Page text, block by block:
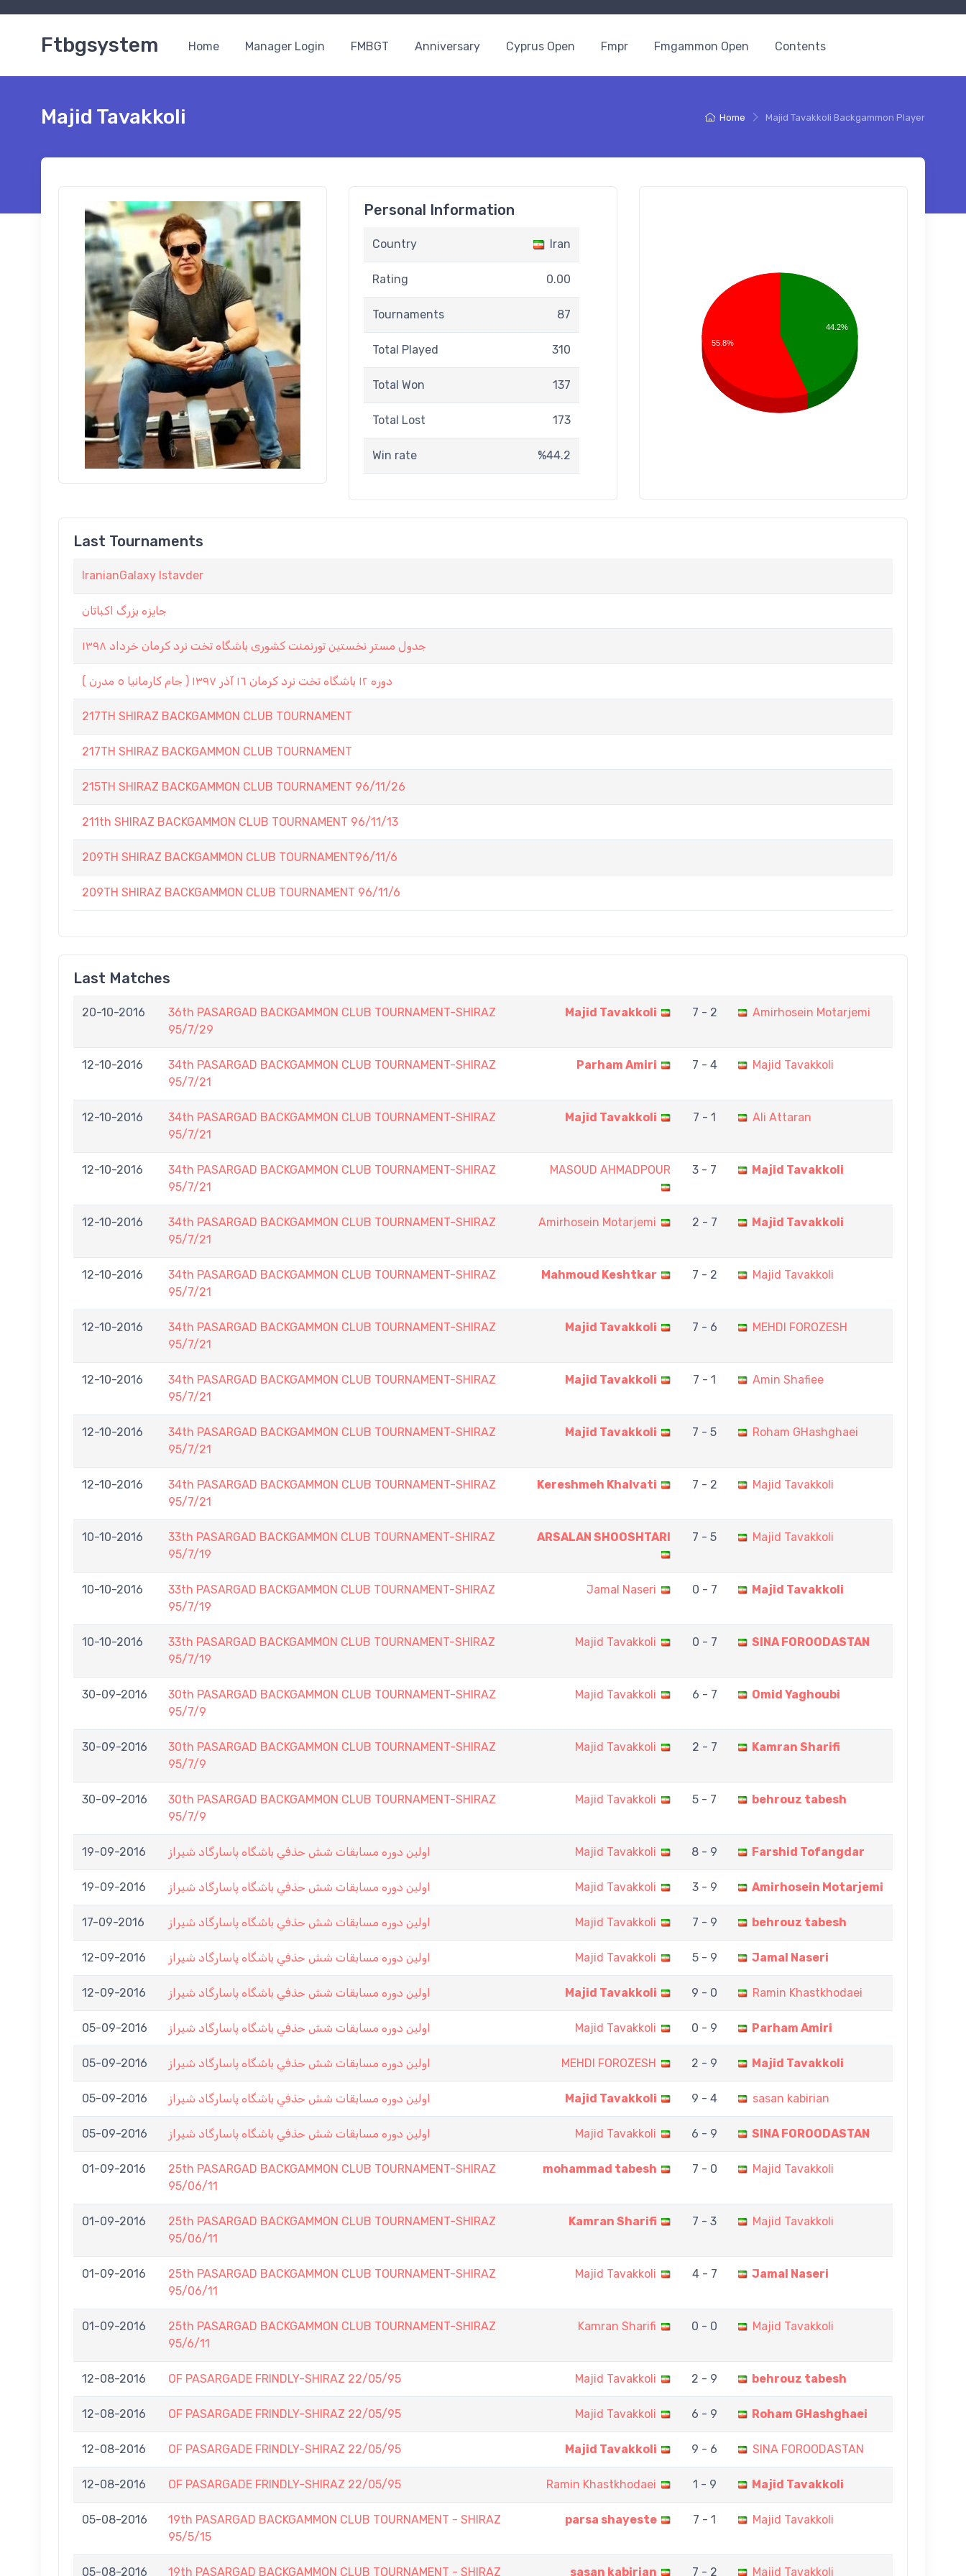
Ftbgsystem Home Manager Login FMBGT Anniversary Cyprus Open Fmpr Fmgammon Open Contents
Home Majid Tavakkoli Backgammon Player
Majid Tavakkoli
Personal Information
Country Iran
Rating 0.00
Tournaments 87
Total Played 310
Total Won 137
Total Lost 173
Win rate %44.2
44.2%
55.8%
Last Tournaments
IranianGalaxy Istavder
جایزه بزرگ اکباتان
جدول مستر نخستين تورنمنت كشورى باشگاه تخت نرد كرمان خرداد ١٣٩٨
دوره ١٢ باشگاه تخت نرد كرمان ١٦ آذر ١٣٩٧ ( جام كارمانيا ٥ مدرن )
217TH SHIRAZ BACKGAMMON CLUB TOURNAMENT
217TH SHIRAZ BACKGAMMON CLUB TOURNAMENT
215TH SHIRAZ BACKGAMMON CLUB TOURNAMENT 96/11/26
211th SHIRAZ BACKGAMMON CLUB TOURNAMENT 96/11/13
209TH SHIRAZ BACKGAMMON CLUB TOURNAMENT96/11/6
209TH SHIRAZ BACKGAMMON CLUB TOURNAMENT 96/11/6
Last Matches
20-10-2016
36th PASARGAD BACKGAMMON CLUB TOURNAMENT-SHIRAZ
95/7/29
Majid Tavakkoli 7 - 2 Amirhosein Motarjemi
12-10-2016
34th PASARGAD BACKGAMMON CLUB TOURNAMENT-SHIRAZ
95/7/21
Parham Amiri 7 - 4 Majid Tavakkoli
12-10-2016
34th PASARGAD BACKGAMMON CLUB TOURNAMENT-SHIRAZ
95/7/21
Majid Tavakkoli 7 - 1 Ali Attaran
12-10-2016
34th PASARGAD BACKGAMMON CLUB TOURNAMENT-SHIRAZ
95/7/21
MASOUD AHMADPOUR 3 - 7 Majid Tavakkoli
12-10-2016
34th PASARGAD BACKGAMMON CLUB TOURNAMENT-SHIRAZ
95/7/21
Amirhosein Motarjemi 2 - 7 Majid Tavakkoli
12-10-2016
34th PASARGAD BACKGAMMON CLUB TOURNAMENT-SHIRAZ
95/7/21
Mahmoud Keshtkar 7 - 2 Majid Tavakkoli
12-10-2016
34th PASARGAD BACKGAMMON CLUB TOURNAMENT-SHIRAZ
95/7/21
Majid Tavakkoli 7 - 6 MEHDI FOROZESH
12-10-2016
34th PASARGAD BACKGAMMON CLUB TOURNAMENT-SHIRAZ
95/7/21
Majid Tavakkoli 7 - 1 Amin Shafiee
12-10-2016
34th PASARGAD BACKGAMMON CLUB TOURNAMENT-SHIRAZ
95/7/21
Majid Tavakkoli 7 - 5 Roham GHashghaei
12-10-2016
34th PASARGAD BACKGAMMON CLUB TOURNAMENT-SHIRAZ
95/7/21
Kereshmeh Khalvati 7 - 2 Majid Tavakkoli
10-10-2016
33th PASARGAD BACKGAMMON CLUB TOURNAMENT-SHIRAZ
95/7/19
ARSALAN SHOOSHTARI 7 - 5 Majid Tavakkoli
10-10-2016
33th PASARGAD BACKGAMMON CLUB TOURNAMENT-SHIRAZ
95/7/19
Jamal Naseri 0 - 7 Majid Tavakkoli
10-10-2016
33th PASARGAD BACKGAMMON CLUB TOURNAMENT-SHIRAZ
95/7/19
Majid Tavakkoli 0 - 7 SINA FOROODASTAN
30-09-2016
30th PASARGAD BACKGAMMON CLUB TOURNAMENT-SHIRAZ
95/7/9
Majid Tavakkoli 6 - 7 Omid Yaghoubi
30-09-2016
30th PASARGAD BACKGAMMON CLUB TOURNAMENT-SHIRAZ
95/7/9
Majid Tavakkoli 2 - 7 Kamran Sharifi
30-09-2016
30th PASARGAD BACKGAMMON CLUB TOURNAMENT-SHIRAZ
95/7/9
Majid Tavakkoli 5 - 7 behrouz tabesh
19-09-2016 اولين دوره مسابقات شش حذفي باشگاه پاسارگاد شيراز Majid Tavakkoli 8 - 9 Farshid Tofangdar
19-09-2016 اولين دوره مسابقات شش حذفي باشگاه پاسارگاد شيراز Majid Tavakkoli 3 - 9 Amirhosein Motarjemi
17-09-2016 اولين دوره مسابقات شش حذفي باشگاه پاسارگاد شيراز Majid Tavakkoli 7 - 9 behrouz tabesh
12-09-2016 اولين دوره مسابقات شش حذفي باشگاه پاسارگاد شيراز Majid Tavakkoli 5 - 9 Jamal Naseri
12-09-2016 اولين دوره مسابقات شش حذفي باشگاه پاسارگاد شيراز Majid Tavakkoli 9 - 0 Ramin Khastkhodaei
05-09-2016 اولين دوره مسابقات شش حذفي باشگاه پاسارگاد شيراز Majid Tavakkoli 0 - 9 Parham Amiri
05-09-2016 اولين دوره مسابقات شش حذفي باشگاه پاسارگاد شيراز MEHDI FOROZESH 2 - 9 Majid Tavakkoli
05-09-2016 اولين دوره مسابقات شش حذفي باشگاه پاسارگاد شيراز Majid Tavakkoli 9 - 4 sasan kabirian
05-09-2016 اولين دوره مسابقات شش حذفي باشگاه پاسارگاد شيراز Majid Tavakkoli 6 - 9 SINA FOROODASTAN
01-09-2016
25th PASARGAD BACKGAMMON CLUB TOURNAMENT-SHIRAZ
95/06/11
mohammad tabesh 7 - 0 Majid Tavakkoli
01-09-2016
25th PASARGAD BACKGAMMON CLUB TOURNAMENT-SHIRAZ
95/06/11
Kamran Sharifi 7 - 3 Majid Tavakkoli
01-09-2016
25th PASARGAD BACKGAMMON CLUB TOURNAMENT-SHIRAZ
95/06/11
Majid Tavakkoli 4 - 7 Jamal Naseri
01-09-2016
25th PASARGAD BACKGAMMON CLUB TOURNAMENT-SHIRAZ
95/6/11
Kamran Sharifi 0 - 0 Majid Tavakkoli
12-08-2016 OF PASARGADE FRINDLY-SHIRAZ 22/05/95 Majid Tavakkoli 2 - 9 behrouz tabesh
12-08-2016 OF PASARGADE FRINDLY-SHIRAZ 22/05/95 Majid Tavakkoli 6 - 9 Roham GHashghaei
12-08-2016 OF PASARGADE FRINDLY-SHIRAZ 22/05/95 Majid Tavakkoli 9 - 6 SINA FOROODASTAN
12-08-2016 OF PASARGADE FRINDLY-SHIRAZ 22/05/95 Ramin Khastkhodaei 1 - 9 Majid Tavakkoli
05-08-2016
19th PASARGAD BACKGAMMON CLUB TOURNAMENT - SHIRAZ
95/5/15
parsa shayeste 7 - 1 Majid Tavakkoli
05-08-2016 19th PASARGAD BACKGAMMON CLUB TOURNAMENT - SHIRAZ sasan kabirian 7 - 2 Majid Tavakkoli